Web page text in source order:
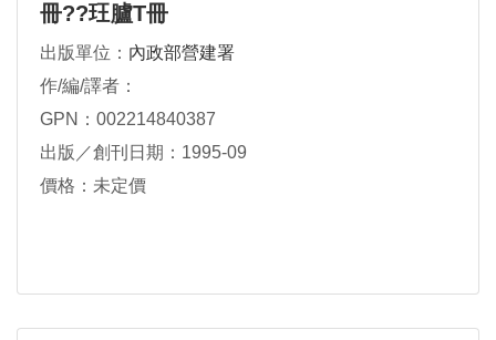
冊??玨臚T冊
出版單位： 內政部營建署
作/編/譯者：
GPN：002214840387
出版／創刊日期：1995-09
價格：未定價